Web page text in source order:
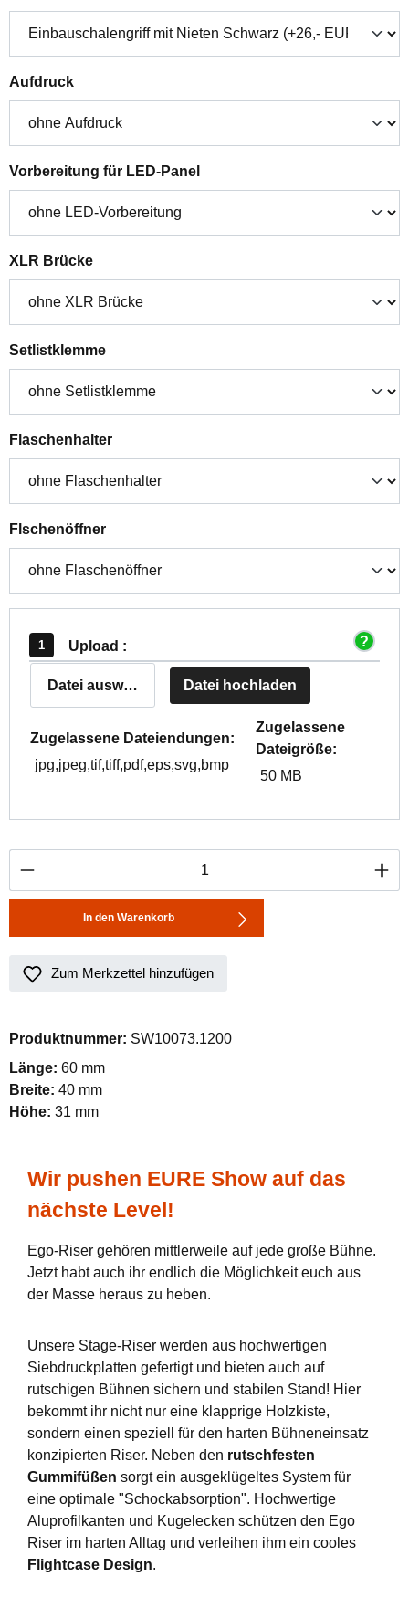
Aufdruckauswählen
Vorbereitung für LED-Panelauswählen
XLR Brückeauswählen
Setlistklemmeauswählen
Flaschenhalterauswählen
Flschenöffnerauswählen
Upload :
Datei auswählen Datei hochladen
Zugelassene Dateiendungen:
jpg,jpeg,tif,tiff,pdf,eps,svg,bmp
Zugelassene
Dateigröße:
50 MB
Produkt Anzahl: Gib den gewünschten
In den Warenkorb
Zum Merkzettel hinzufügen
Produktnummer: SW10073.1200
Länge: 60 mm
Breite: 40 mm
Höhe: 31 mm
Wir pushen EURE Show auf das
nächste Level!
Ego-Riser gehören mittlerweile auf jede große Bühne.
Jetzt habt auch ihr endlich die Möglichkeit euch aus
der Masse heraus zu heben.
Unsere Stage-Riser werden aus hochwertigen
Siebdruckplatten gefertigt und bieten auch auf
rutschigen Bühnen sichern und stabilen Stand! Hier
bekommt ihr nicht nur eine klapprige Holzkiste,
sondern einen speziell für den harten Bühneneinsatz
konzipierten Riser. Neben den rutschfesten
Gummifüßen sorgt ein ausgeklügeltes System für
eine optimale "Schockabsorption". Hochwertige
Aluprofilkanten und Kugelecken schützen den Ego
Riser im harten Alltag und verleihen ihm ein cooles
Flightcase Design.